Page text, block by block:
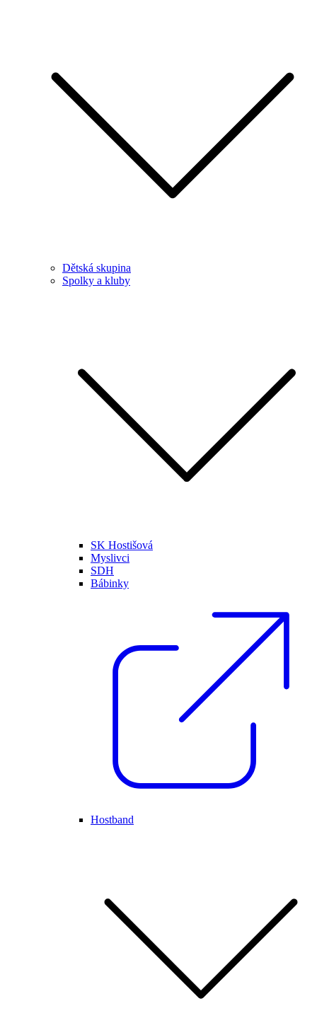
Dětská skupina
Spolky a kluby
SK Hostišová
Myslivci
SDH
Bábinky
Hostband